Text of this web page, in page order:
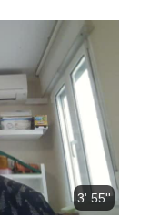
3' 55''